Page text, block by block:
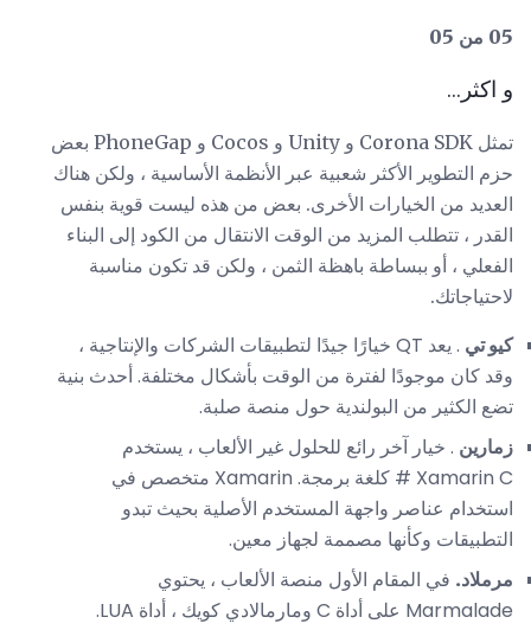
05 من 05
و اكثر...
تمثل Corona SDK و Unity و Cocos و PhoneGap بعض
حزم التطوير الأكثر شعبية عبر الأنظمة الأساسية ، ولكن هناك
العديد من الخيارات الأخرى. بعض من هذه ليست قوية بنفس
القدر ، تتطلب المزيد من الوقت الانتقال من الكود إلى البناء
الفعلي ، أو ببساطة باهظة الثمن ، ولكن قد تكون مناسبة
لاحتياجاتك.
كيو تي
. يعد QT خيارًا جيدًا لتطبيقات الشركات والإنتاجية ،
وقد كان موجودًا لفترة من الوقت بأشكال مختلفة. أحدث بنية
تضع الكثير من البولندية حول منصة صلبة.
زمارين . خيار آخر رائع للحلول غير الألعاب ، يستخدم
Xamarin C # كلغة برمجة. Xamarin متخصص في
استخدام عناصر واجهة المستخدم الأصلية بحيث تبدو
التطبيقات وكأنها مصممة لجهاز معين.
مرملاد. في المقام الأول منصة الألعاب ، يحتوي
Marmalade على أداة C ومارمالادي كويك ، أداة LUA.